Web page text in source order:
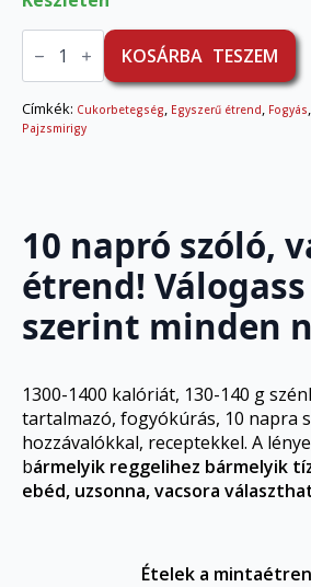
Nyári
mozaik
-
10
napos
mennyiség
KOSÁRBA TESZEM
Címkék: Cukorbetegség, Egyszerű étrend, Fogyás,
Pajzsmirigy
10 napró szóló,
étrend!
szerint minden
1300-1400 kalóriát, 130-140 g
tartalmazó, fogyókúrás, 10 napra
hozzávalókkal, receptekkel. A
bármelyik reggelihez bármelyik
ebéd, uzsonna, vacsora
Ételek a